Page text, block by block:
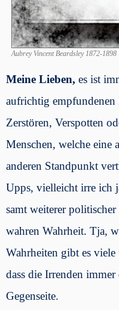
Aubrey Vincent Beardsley 1872-1898
Meine Lieben, es ist
aufrichtig empfundenen
Zerstören, Verspotten
Menschen, welche eine
anderen Standpunkt
Upps, vielleicht irre ich
samt weiterer
wahren Wahrheit. Tja,
Wahrheiten gibt es
dass die Irrenden
Gegenseite.